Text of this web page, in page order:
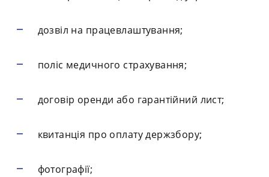
дозвіл на працевлаштування;
поліс медичного страхування;
договір оренди або гарантійний лист;
квитанція про оплату держзбору;
фотографії;